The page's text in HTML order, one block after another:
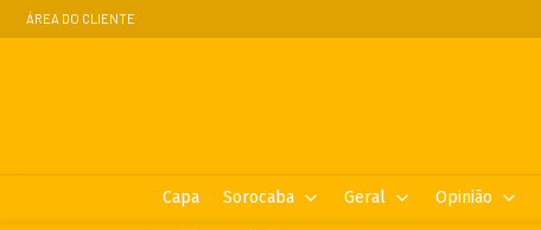
ÁREA DO CLIENTE
Capa Sorocaba Geral Opinião